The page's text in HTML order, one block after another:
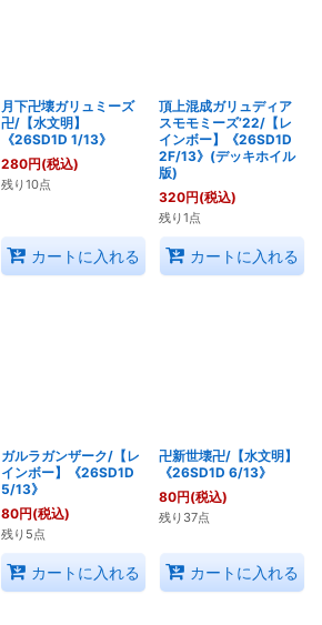
月下卍壊ガリュミーズ
卍/【水文明】
《26SD1D 1/13》
280円(税込)
残り10点
カートに入れる
頂上混成ガリュディア
スモモミーズ’22/【レ
インボー】《26SD1D
2F/13》(デッキホイル
版)
320円(税込)
残り1点
カートに入れる
ガルラガンザーク/【レ
インボー】《26SD1D
5/13》
80円(税込)
残り5点
カートに入れる
卍新世壊卍/【水文明】
《26SD1D 6/13》
80円(税込)
残り37点
カートに入れる